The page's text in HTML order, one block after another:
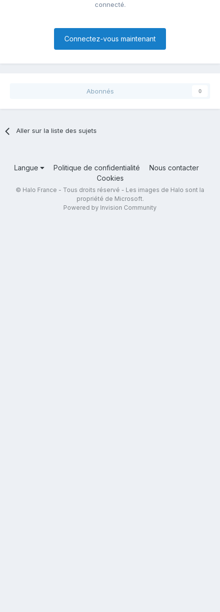
connecté.
Connectez-vous maintenant
Abonnés 0
Aller sur la liste des sujets
Langue Politique de confidentialité
Nous contacter
Cookies
© Halo France - Tous droits réservé - Les images de Halo sont la
propriété de Microsoft.
Powered by Invision Community